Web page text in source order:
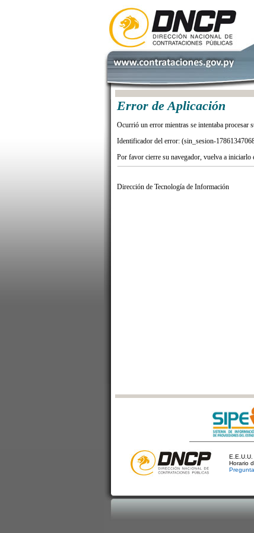
Error de Aplicación
Ocurrió un error mientras se intentaba procesar
Identificador del error: (sin_sesion-
Por favor cierre su navegador, vuelva a iniciarlo
Dirección de Tecnología de Información
Horario